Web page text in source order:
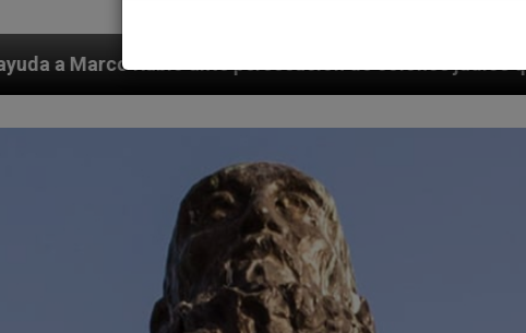
de colonos judíos que afecta a cristianos (y no